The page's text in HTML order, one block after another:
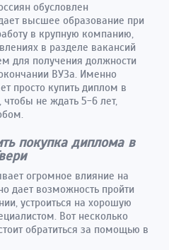
обусловлен
высшее образование при
в крупную компанию,
в разделе вакансий
для получения должности
ВУЗа. Именно
просто купить диплом в
чтобы не ждать 5-6 лет,
покупка диплома в
огромное влияние на
дает возможность пройти
устроиться на хорошую
Вот несколько
обратиться за помощью в